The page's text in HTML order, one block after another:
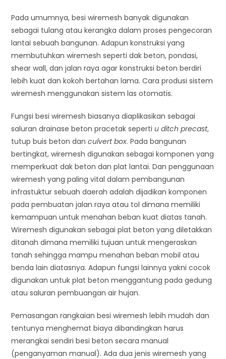
Pada umumnya, besi wiremesh banyak digunakan
sebagai tulang atau kerangka dalam proses pengecoran
lantai sebuah bangunan. Adapun konstruksi yang
membutuhkan wiremesh seperti dak beton, pondasi,
shear wall, dan jalan raya agar konstruksi beton berdiri
lebih kuat dan kokoh bertahan lama. Cara produsi sistem
wiremesh menggunakan sistem las otomatis.
Fungsi besi wiremesh biasanya diaplikasikan sebagai
saluran drainase beton pracetak sepertiu ditch precast,
tutup buis beton danculvert box. Pada bangunan
bertingkat, wiremesh digunakan sebagai komponen yang
memperkuat dak beton dan plat lantai. Dan penggunaan
wiremesh yang paling vital dalam pembangunan
infrastuktur sebuah daerah adalah dijadikan komponen
pada pembuatan jalan raya atau tol dimana memiliki
kemampuan untuk menahan beban kuat diatas tanah.
Wiremesh digunakan sebagai plat beton yang diletakkan
ditanah dimana memiliki tujuan untuk mengeraskan
tanah sehingga mampu menahan beban mobil atau
benda lain diatasnya. Adapun fungsi lainnya yakni cocok
digunakan untuk plat beton menggantung pada gedung
atau saluran pembuangan air hujan.
Pemasangan rangkaian besi wiremesh lebih mudah dan
tentunya menghemat biaya dibandingkan harus
merangkai sendiri besi beton secara manual
(penganyaman manual). Ada dua jenis wiremesh yang